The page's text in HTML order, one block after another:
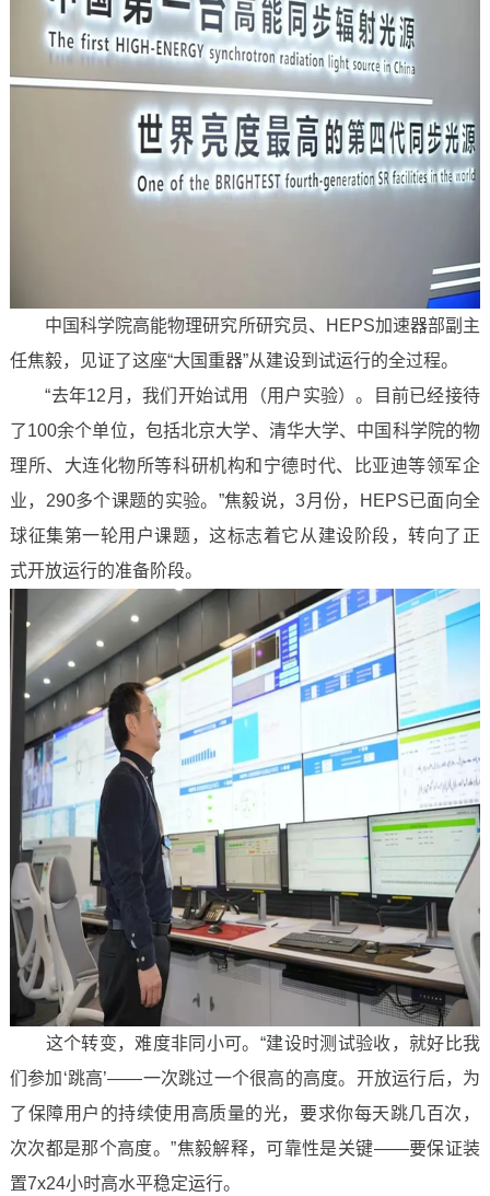
中国科学院高能物理研究所研究员、HEPS加速器部副主
任焦毅，见证了这座“大国重器”从建设到试运行的全过程。
“去年12月，我们开始试用（用户实验）。目前已经接待
了100余个单位，包括北京大学、清华大学、中国科学院的物
理所、大连化物所等科研机构和宁德时代、比亚迪等领军企
业，290多个课题的实验。”焦毅说，3月份，HEPS已面向全
球征集第一轮用户课题，这标志着它从建设阶段，转向了正
式开放运行的准备阶段。
这个转变，难度非同小可。“建设时测试验收，就好比我
们参加‘跳高’——一次跳过一个很高的高度。开放运行后，为
了保障用户的持续使用高质量的光，要求你每天跳几百次，
次次都是那个高度。”焦毅解释，可靠性是关键——要保证装
置7x24小时高水平稳定运行。